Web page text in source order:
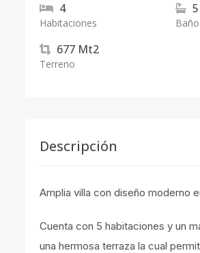
4
Habitaciones
5
677 Mt2
Terreno
Descripción
Amplia villa con diseño moderno
Cuenta con 5 habitaciones y un
una hermosa terraza la cual